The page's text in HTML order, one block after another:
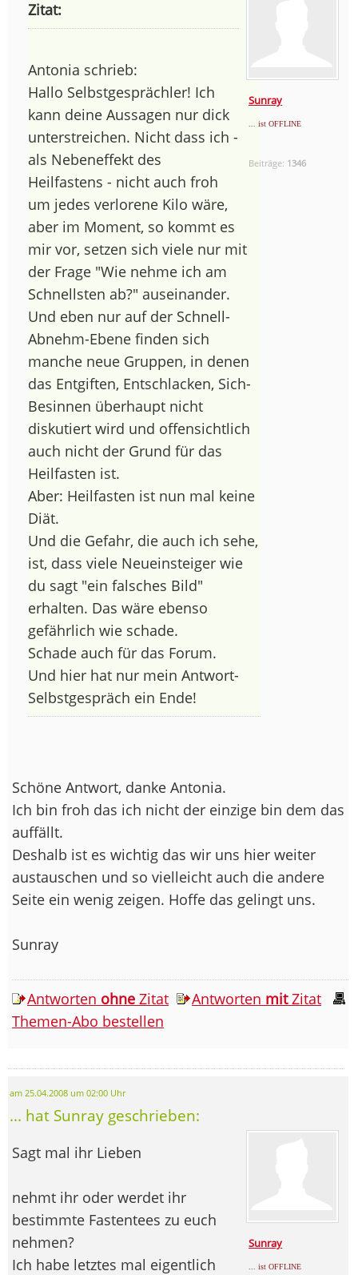
Sunray
... ist OFFLINE
Beiträge: 1346
Zitat:
Antonia schrieb:
Hallo Selbstgesprächler! Ich
kann deine Aussagen nur dick
unterstreichen. Nicht dass ich -
als Nebeneffekt des
Heilfastens - nicht auch froh
um jedes verlorene Kilo wäre,
aber im Moment, so kommt es
mir vor, setzen sich viele nur mit
der Frage "Wie nehme ich am
Schnellsten ab?" auseinander.
Und eben nur auf der Schnell-
Abnehm-Ebene finden sich
manche neue Gruppen, in denen
das Entgiften, Entschlacken, Sich-
Besinnen überhaupt nicht
diskutiert wird und offensichtlich
auch nicht der Grund für das
Heilfasten ist.
Aber: Heilfasten ist nun mal keine
Diät.
Und die Gefahr, die auch ich sehe,
ist, dass viele Neueinsteiger wie
du sagt "ein falsches Bild"
erhalten. Das wäre ebenso
gefährlich wie schade.
Schade auch für das Forum.
Und hier hat nur mein Antwort-
Selbstgespräch ein Ende!
Schöne Antwort, danke Antonia.
Ich bin froh das ich nicht der einzige bin dem das
auffällt.
Deshalb ist es wichtig das wir uns hier weiter
austauschen und so vielleicht auch die andere
Seite ein wenig zeigen. Hoffe das gelingt uns.
Sunray
Antworten ohne Zitat Antworten mitZitat
Themen-Abo bestellen
am 25.04.2008 um 02:00 Uhr
... hat Sunray geschrieben:
Sunray
... ist OFFLINE
Sagt mal ihr Lieben
nehmt ihr oder werdet ihr
bestimmte Fastentees zu euch
nehmen?
Ich habe letztes mal eigentlich